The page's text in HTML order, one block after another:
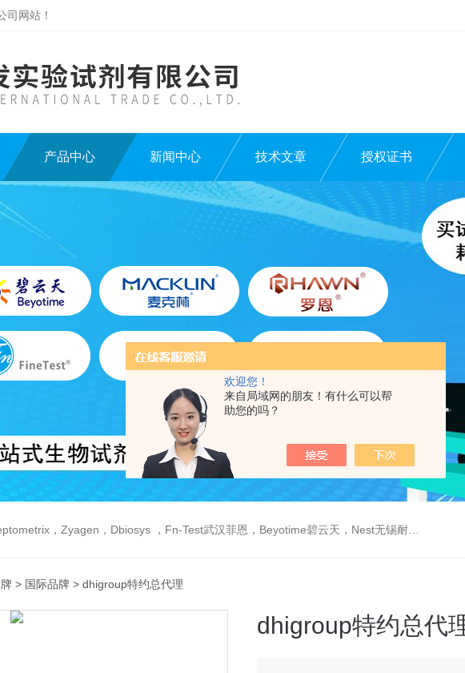
欢迎您！
来自局域网的朋友！有什么可以帮
助您的吗？
司网站！
产品中心 新闻中心 技术文章 授权证书
，Dbiosys ，Fn-Test武汉菲恩，Beyotime碧云天，Nest无锡耐思，Elabscience伊莱瑞特，Macklin麦克林生物，Cobioer科佰生物
> 国际品牌 > dhigroup特约总代理
dhigroup特约总代